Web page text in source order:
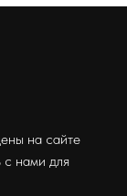
на сайте
с нами для